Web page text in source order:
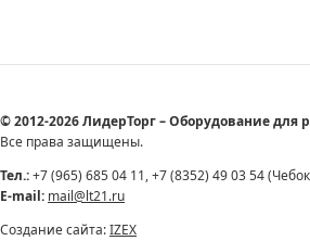
© 2012-2026 ЛидерТорг – Оборудование для
Все права защищены.
Тел.:+7 (965) 685 04 11, +7 (8352) 49 03 54
E-mail: mail@lt21.ru
Создание сайта:IZEX